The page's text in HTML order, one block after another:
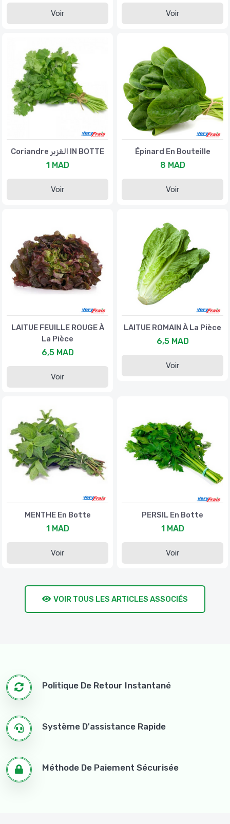
Voir Voir
Coriandre القزبر IN BOTTE
1 MAD
Voir
Épinard En Bouteille
8 MAD
Voir
LAITUE FEUILLE ROUGE À
La Pièce
6,5 MAD
Voir
LAITUE ROMAIN À La Pièce
6,5 MAD
Voir
MENTHE En Botte
1 MAD
Voir
PERSIL En Botte
1 MAD
Voir
VOIR TOUS LES ARTICLES ASSOCIÉS
Politique De Retour Instantané
Système D'assistance Rapide
Méthode De Paiement Sécurisée